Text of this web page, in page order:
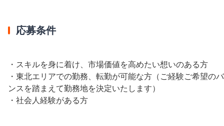
応募条件
・スキルを身に着け、市場価値を高めたい想いのある方
・東北エリアでの勤務、転勤が可能な方（ご経験ご希望の
ンスを踏まえて勤務地を決定いたします）
・社会人経験がある方